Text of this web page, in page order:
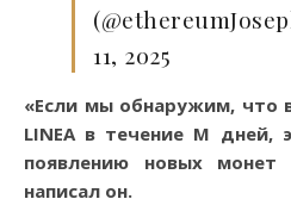
11, 2025
«Если мы обнаружим, что
LINEA в течение M дней,
появлению новых
написал он.